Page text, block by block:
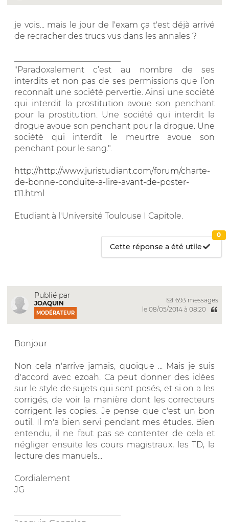
je vois... mais le jour de l'exam ça t'est déjà arrivé
de recracher des trucs vus dans les annales ?
"Paradoxalement c’est au nombre de ses
interdits et non pas de ses permissions que l’on
reconnaît une société pervertie. Ainsi une société
qui interdit la prostitution avoue son penchant
pour la prostitution. Une société qui interdit la
drogue avoue son penchant pour la drogue. Une
société qui interdit le meurtre avoue son
penchant pour le sang.".
http://http://www.juristudiant.com/forum/charte-
de-bonne-conduite-a-lire-avant-de-poster-
t11.html
Etudiant à l'Université Toulouse I Capitole.
Cette réponse a été utile
0
Publié par
JOAQUIN
MODÉRATEUR
693 messages
le 08/05/2014 à 08:20
Bonjour
Non cela n'arrive jamais, quoique ... Mais je suis
d'accord avec ezoah. Ca peut donner des idées
sur le style de sujets qui sont posés, et si on a les
corrigés, de voir la manière dont les correcteurs
corrigent les copies. Je pense que c'est un bon
outil. Il m'a bien servi pendant mes études. Bien
entendu, il ne faut pas se contenter de cela et
négliger ensuite les cours magistraux, les TD, la
lecture des manuels...
Cordialement
JG